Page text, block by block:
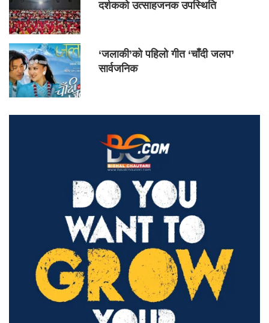
दर्शकको उत्साहजनक उपस्थिति
‘जलाकी’को पहिलो गीत ‘चाँदी जलप’
सार्वजनिक